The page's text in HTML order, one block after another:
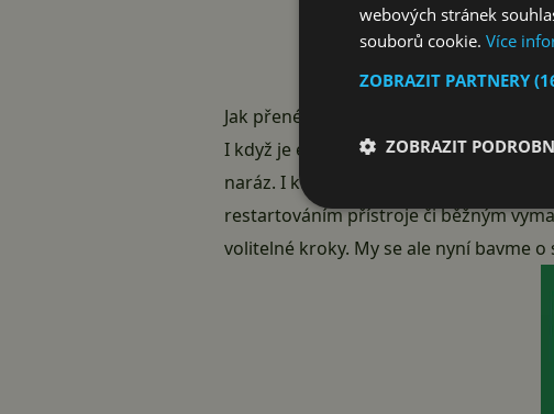
Jak přenést eSIM?
I když je eSIM elektronický „otisk“
naráz. I kvůli zabezpečení samotné
restartováním přístroje či běžným
volitelné kroky. My se ale nyní bavme
webových stránek
souborů cookie. Více
ZOBRAZIT PARTNERY
ZOBRAZIT